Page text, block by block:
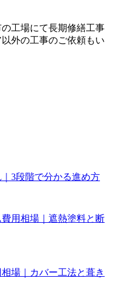
工場にて長期修繕工事
外の工事のご依頼もい
3段階で分かる進め方
用相場｜遮熱塗料と断
場｜カバー工法と葺き